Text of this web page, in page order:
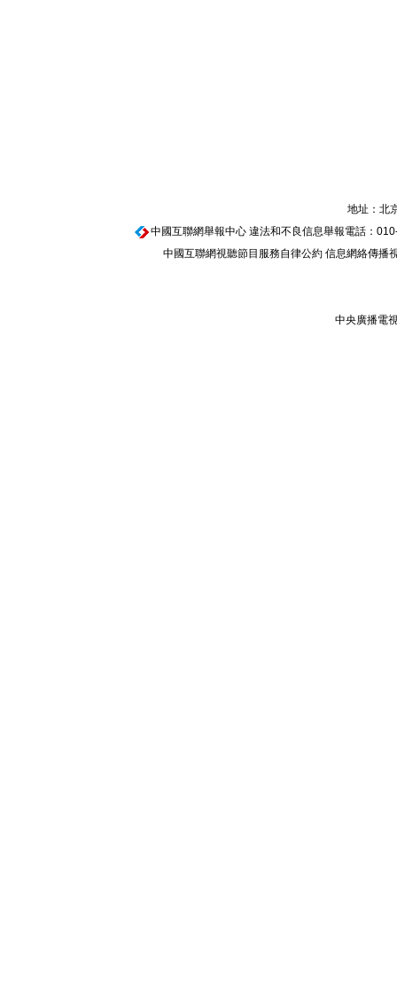
地址：北
中國互聯網舉報中心違法和不良信息舉報電話：
中國互聯網視聽節目服務自律公約信息網絡傳播
中央廣播電